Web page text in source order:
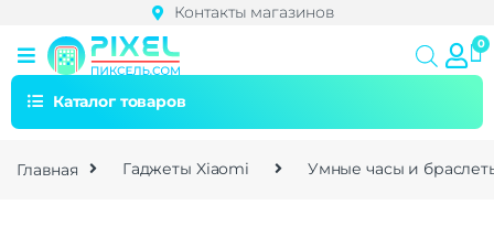
Контакты магазинов
Каталог товаров
Главная Гаджеты Xiaomi Умные часы и